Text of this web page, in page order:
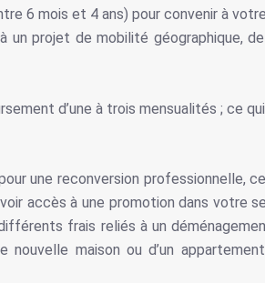
6 mois et 4 ans) pour convenir à
projet de mobilité géographique,
d’une à trois mensualités ; ce
une reconversion professionnelle,
accès à une promotion dans
frais reliés à un
maison ou d’un